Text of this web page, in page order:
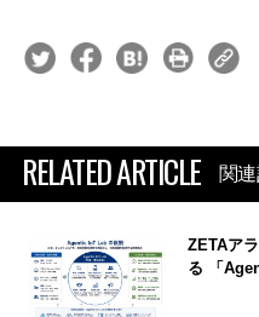
RELATED ARTICLE 関
ZETAア
る 「